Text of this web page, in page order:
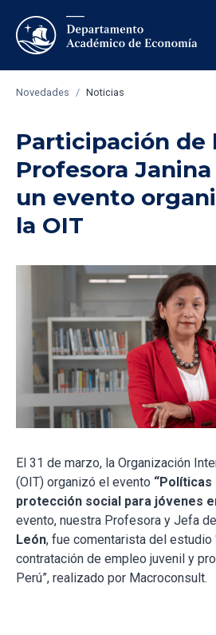
Novedades / Noticias
Participación de
Profesora
un evento
la OIT
El 31 de marzo, la Organización
(OIT) organizó el evento “Políticas
protección social para jóvenes
evento, nuestra Profesora y Jefa
León, fue comentarista del estudio
contratación de empleo juvenil y
Perú”, realizado por Macroconsult.